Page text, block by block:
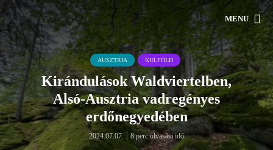
MENU
AUSZTRIA KÜLFÖLD
Kirándulások Waldviertelben,
Alsó-Ausztria vadregényes
erdőnegyedében
2024.07.07. 8 perc olvasási idő